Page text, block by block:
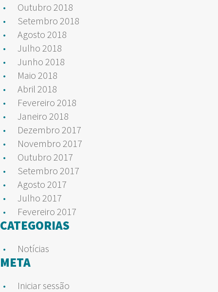
Outubro 2018
Setembro 2018
Agosto 2018
Julho 2018
Junho 2018
Maio 2018
Abril 2018
Fevereiro 2018
Janeiro 2018
Dezembro 2017
Novembro 2017
Outubro 2017
Setembro 2017
Agosto 2017
Julho 2017
Fevereiro 2017
CATEGORIAS
Notícias
META
Iniciar sessão